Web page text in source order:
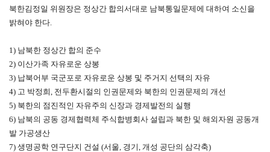
북한김정일 위원장은 정상간 합의서대로 남북통일문제에 대하여 소신을
밝혀야 한다.
1) 남북한 정상간 합의 준수
2) 이산가족 자유로운 상봉
3) 납북어부 국군포로 자유로운 상봉 및 주거지 선택의 자유
4) 고 박정희, 전두환시절의 인권문제와 북한의 인권문제의 개선
5) 북한의 점진적인 자유주의 신장과 경제발전의 실행
6) 남북의 공동 경제협력체 주식합병회사 설립과 북한 및 해외자원 공동개
발 가공생산
7) 생명공학 연구단지 건설 (서울, 경기, 개성 공단의 삼각축)